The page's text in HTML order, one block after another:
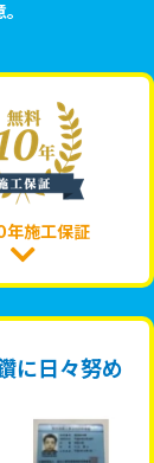
年施工保証
に日々努め